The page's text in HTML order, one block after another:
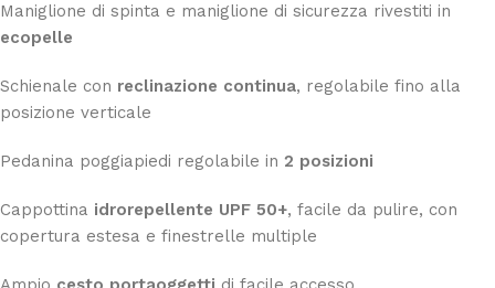
Maniglione di spinta e maniglione di sicurezza rivestiti in
ecopelle
Schienale con reclinazione continua, regolabile fino alla
posizione verticale
Pedanina poggiapiedi regolabile in 2 posizioni
Cappottina idrorepellente UPF 50+, facile da pulire, con
copertura estesa e finestrelle multiple